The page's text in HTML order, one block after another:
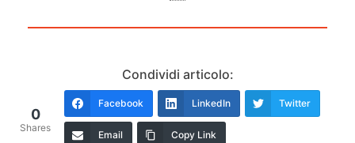
Condividi articolo:
0
Shares
Facebook LinkedIn Twitter
Email Copy Link